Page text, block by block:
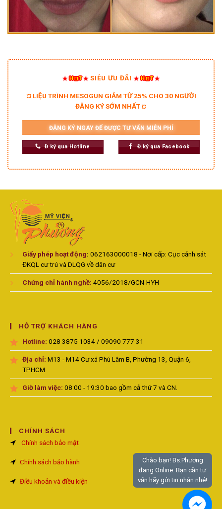
SIÊU ƯU ĐÃI
¤ LIỆU TRÌNH MESOGUN GIẢM TỪ 25% CHO 30 NGƯỜI
ĐĂNG KÝ SỚM NHẤT ¤
ĐĂNG KÝ NGAY ĐỂ ĐƯỢC TƯ VẤN MIỄN PHÍ
Đ.ký qua Hotline Đ.ký qua Facebook
Giấy phép hoạt động: 062163000018 - Nơi cấp: Cục cảnh sát
ĐKQL cư trú và DLQG về dân cư
Chứng chỉ hành nghề: 4056/2018/GCN-HYH
HỖ TRỢ KHÁCH HÀNG
Hotline: 028 3875 1034 / 09090 777 31
Địa chỉ: M13 - M14 Cư xá Phú Lâm B, Phường 13, Quận 6,
TPHCM
Giờ làm việc: 08:00 - 19:30 bao gồm cả thứ 7 và CN.
CHÍNH SÁCH
Chính sách bảo mật
Chính sách bảo hành
Điều khoản và điều kiện
Chào bạn! Bs.Phương
đang Online. Bạn cần tư
vấn hãy gửi tin nhắn nhé!